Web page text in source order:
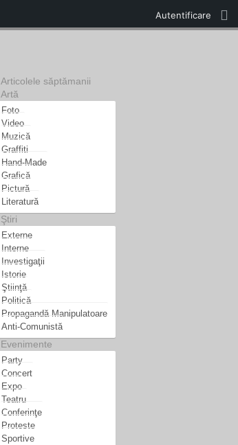
Articolele săptămanii
Artă
Foto
Video
Muzică
Graffiti
Hand-Made
Grafică
Pictură
Literatură
Ştiri
Externe
Interne
Investigaţii
Istorie
Ştiinţă
Politică
Propagandă Manipulatoare
Anti-Comunistă
Evenimente
Party
Concert
Expo
Teatru
Conferinţe
Proteste
Sportive
Autentificare